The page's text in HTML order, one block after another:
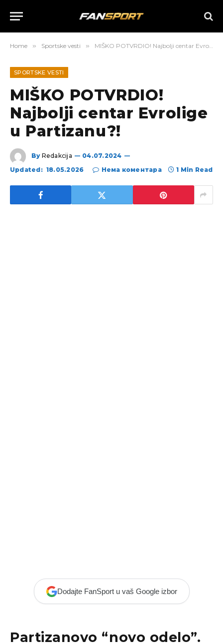
Home » Sportske vesti » MIŠKO POTVRDIO! Najbolji centar Evrolige u Partizanu?!
SPORTSKE VESTI
MIŠKO POTVRDIO!
Najbolji centar Evrolige
u Partizanu?!
By Redakcija
04.07.2024
Updated: 18.05.2026 Нема коментара 1 Min Read
Dodajte FanSport u vaš Google izbor
Partizanovo “novo odelo”.